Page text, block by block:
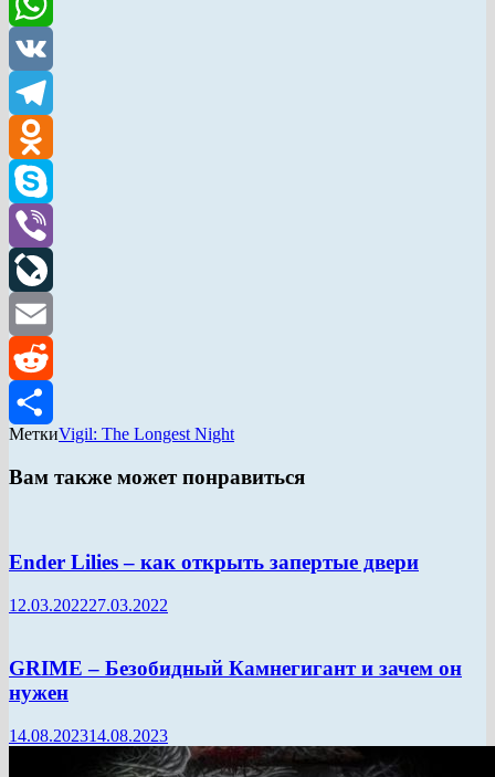
Twitter
WhatsApp
VK
Telegram
Odnoklassniki
Skype
Viber
LiveJournal
Email
Reddit
Отправить
МеткиVigil: The Longest Night
Вам также может понравиться
Ender Lilies – как открыть запертые двери
12.03.202227.03.2022
GRIME – Безобидный Камнегигант и зачем он
нужен
14.08.202314.08.2023